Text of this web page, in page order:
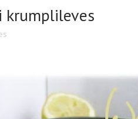
krumplileves